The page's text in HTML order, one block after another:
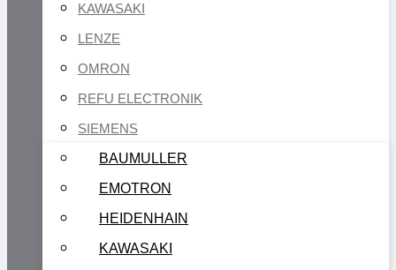
KAWASAKI
LENZE
OMRON
REFU ELECTRONIK
SIEMENS
BAUMULLER
EMOTRON
HEIDENHAIN
KAWASAKI